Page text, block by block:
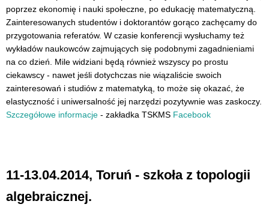
poprzez ekonomię i nauki społeczne, po edukację matematyczną.
Zainteresowanych studentów i doktorantów gorąco zachęcamy do
przygotowania referatów. W czasie konferencji wysłuchamy też
wykładów naukowców zajmujących się podobnymi zagadnieniami
na co dzień. Mile widziani będą również wszyscy po prostu
ciekawscy - nawet jeśli dotychczas nie wiązaliście swoich
zainteresowań i studiów z matematyką, to może się okazać, że
elastyczność i uniwersalność jej narzędzi pozytywnie was zaskoczy.
Szczegółowe informacje - zakładka TSKMS Facebook
11-13.04.2014, Toruń - szkoła z topologii
algebraicznej.